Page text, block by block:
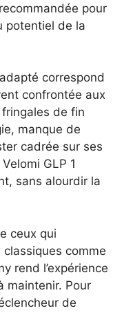
recommandée pour
potentiel de la
correspond
confrontée aux
de fin
manque de
cadrée sur ses
GLP 1
sans alourdir la
ceux qui
classiques comme
rend l’expérience
maintenir. Pour
de